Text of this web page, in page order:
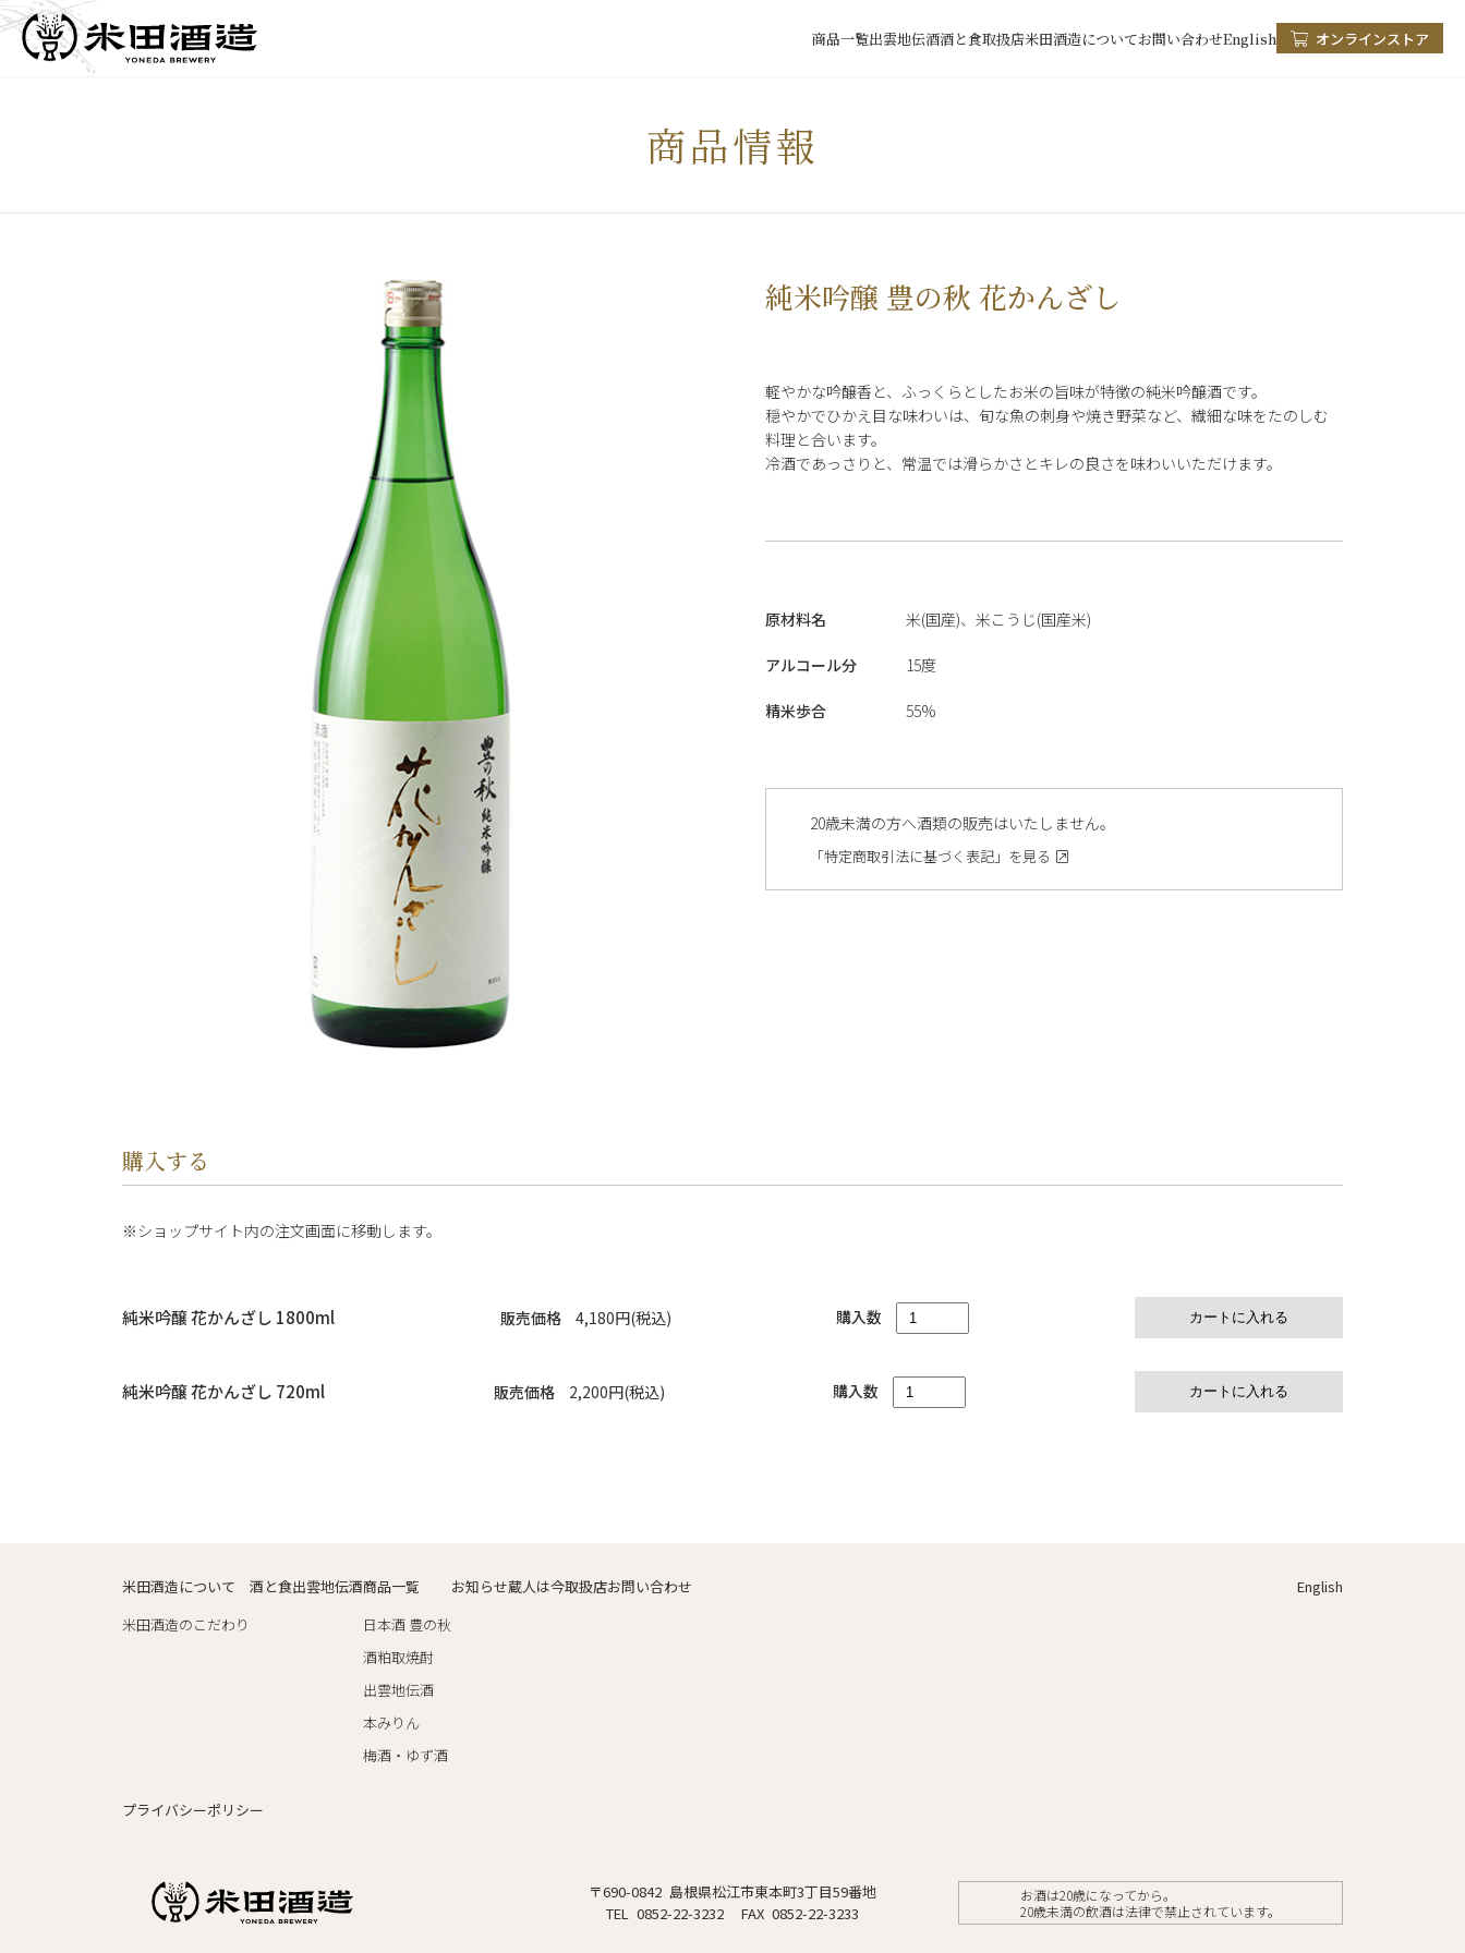
商品一覧出雲地伝酒酒と食取扱店米田酒造についてお問い合わせEnglish オンラインストア
商品情報
純米吟醸 豊の秋 花かんざし
軽やかな吟醸香と、ふっくらとしたお米の旨味が特徴の純米吟醸酒です。
穏やかでひかえ目な味わいは、旬な魚の刺身や焼き野菜など、繊細な味をたのしむ
料理と合います。
冷酒であっさりと、常温では滑らかさとキレの良さを味わいいただけます。
原材料名 米(国産)、米こうじ(国産米)
アルコール分 15度
精米歩合 55%
20歳未満の方へ酒類の販売はいたしません。
「特定商取引法に基づく表記」を見る
購入する
ショップサイト内の注文画面に移動します。
純米吟醸 花かんざし 1800ml 販売価格 4,180円(税込) 購入数
純米吟醸 花かんざし 720ml 販売価格 2,200円(税込) 購入数
米田酒造について
米田酒造のこだわり
酒と食出雲地伝酒商品一覧
日本酒 豊の秋
酒粕取焼酎
出雲地伝酒
本みりん
梅酒・ゆず酒
お知らせ蔵人は今取扱店お問い合わせ English
プライバシーポリシー
〒690-0842 島根県松江市東本町3丁目59番地
TEL 0852-22-3232
FAX 0852-22-3233
お酒は20歳になってから。
20歳未満の飲酒は法律で禁止されています。